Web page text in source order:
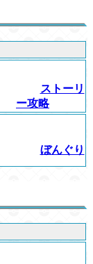
ストーリ
ー攻略
ぼんぐり